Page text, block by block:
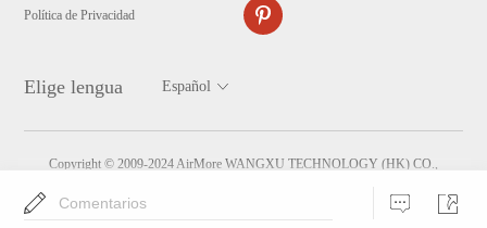
Política de Privacidad
Elige lengua
Copyright © 2009-2024 AirMore WANGXU TECHNOLOGY (HK) CO.,
Comentarios